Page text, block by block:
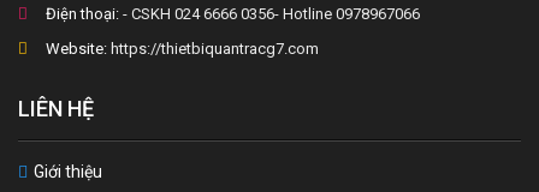
Điện thoại: - CSKH 024 6666 0356- Hotline 0978967066
Website: https://thietbiquantracg7.com
LIÊN HỆ
Giới thiệu